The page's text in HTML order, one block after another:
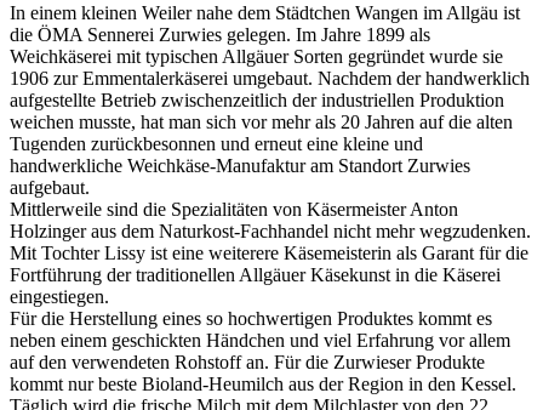
In einem kleinen Weiler nahe dem Städtchen Wangen im Allgäu ist
die ÖMA Sennerei Zurwies gelegen. Im Jahre 1899 als
Weichkäserei mit typischen Allgäuer Sorten gegründet wurde sie
1906 zur Emmentalerkäserei umgebaut. Nachdem der handwerklich
aufgestellte Betrieb zwischenzeitlich der industriellen Produktion
weichen musste, hat man sich vor mehr als 20 Jahren auf die alten
Tugenden zurückbesonnen und erneut eine kleine und
handwerkliche Weichkäse-Manufaktur am Standort Zurwies
aufgebaut.
Mittlerweile sind die Spezialitäten von Käsermeister Anton
Holzinger aus dem Naturkost-Fachhandel nicht mehr wegzudenken.
Mit Tochter Lissy ist eine weiterere Käsemeisterin als Garant für die
Fortführung der traditionellen Allgäuer Käsekunst in die Käserei
eingestiegen.
Für die Herstellung eines so hochwertigen Produktes kommt es
neben einem geschickten Händchen und viel Erfahrung vor allem
auf den verwendeten Rohstoff an. Für die Zurwieser Produkte
kommt nur beste Bioland-Heumilch aus der Region in den Kessel.
Täglich wird die frische Milch mit dem Milchlaster von den 22